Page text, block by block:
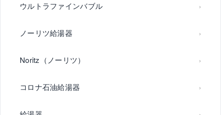
ウルトラファインバブル
ノーリツ給湯器
Noritz（ノーリツ）
コロナ石油給湯器